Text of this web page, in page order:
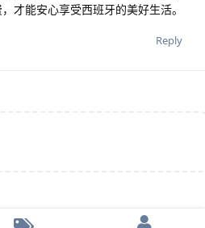
才能安心享受西班牙的美好生活。
Reply